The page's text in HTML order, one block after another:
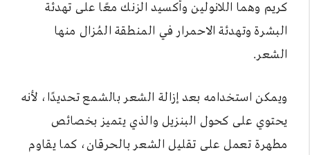
كريم وهما اللانولين وأكسيد الزنك معًا على تهدئة
البشرة وتهدئة الاحمرار في المنطقة المُزال منها
الشعر.
ويمكن استخدامه بعد إزالة الشعر بالشمع تحديدًا، لأنه
يحتوي على كحول البنزيل والذي يتميز بخصائص
مطهرة تعمل على تقليل الشعر بالحرقان، كما يقاوم